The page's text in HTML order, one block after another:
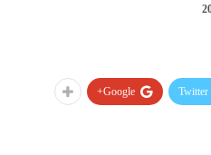
Twitter
Google+